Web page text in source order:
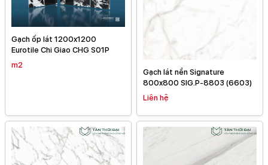
Gạch ốp lát 1200x1200
Eurotile Chi Giao CHG S01P
m2
Gạch lát nền Signature
800x800 SIG.P-8803 (6603)
Liên hệ